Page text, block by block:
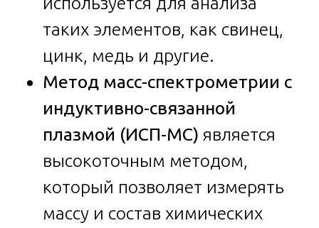
таких элементов, как свинец,
цинк, медь и другие.
Метод масс-спектрометрии с
индуктивно-связанной
плазмой (ИСП-МС) является
высокоточным методом,
который позволяет измерять
массу и состав химических